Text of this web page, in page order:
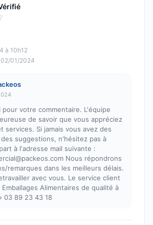
5
à 10h12
02/01/2024
pour votre commentaire. L'équipe
de savoir que vous appréciez
services. Si jamais vous avez des
suggestions, n'hésitez pas à
à l'adresse mail suivante :
Nous répondrons
remarques dans les meilleurs délais.
avec vous. Le service client
Emballages Alimentaires de qualité à
03 89 23 43 18